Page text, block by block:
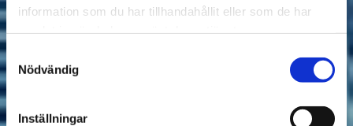
information som du har tillhandahållit eller som de har
Samtyckesval
Nödvändig
Inställningar